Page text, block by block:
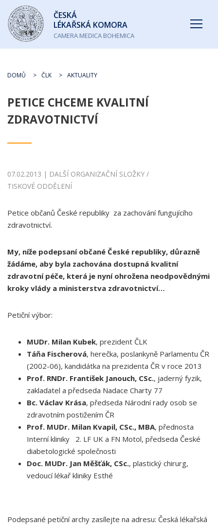
Česká
lékařská
komora
ČESKÁ
LÉKAŘSKÁ KOMORA
CAMERA MEDICA BOHEMICA
DOMŮ ČLK AKTUALITY
PETICE CHCEME KVALITNÍ
ZDRAVOTNICTVÍ
07.02.2013 | DALŠÍ ORGANIZAČNÍ SLOŽKY /
TISKOVÉ ODDĚLENÍ
Petice občanů České republiky za zachování fungujícího
zdravotnictví.
My, níže podepsaní občané České republiky, důrazně
žádáme, aby byla zachována dostupná kvalitní
zdravotní péče, která je nyní ohrožena neodpovědnými
kroky vlády a ministerstva zdravotnictví…
Petiční výbor:
MUDr. Milan Kubek, prezident ČLK
Táňa Fischerová, herečka, poslankyně Parlamentu ČR
(2002-06), kandidátka na prezidenta ČR v roce 2013
Prof. RNDr. František Janouch, CSc., jaderný fyzik,
zakladatel a předseda Nadace Charty 77
Bc. Václav Krása, předseda Národní rady osob se
zdravotním postižením ČR
Prof. MUDr. Milan Kvapil, CSc., MBA, přednosta
Interní kliniky 2. LF UK a FN Motol, předseda České
diabetologické společnosti
Doc. MUDr. Jan Měšťák, CSc., plastický chirurg,
vedoucí lékař kliniky Esthé
Podepsané petiční archy zasílejte na adresu: Česká lékařská